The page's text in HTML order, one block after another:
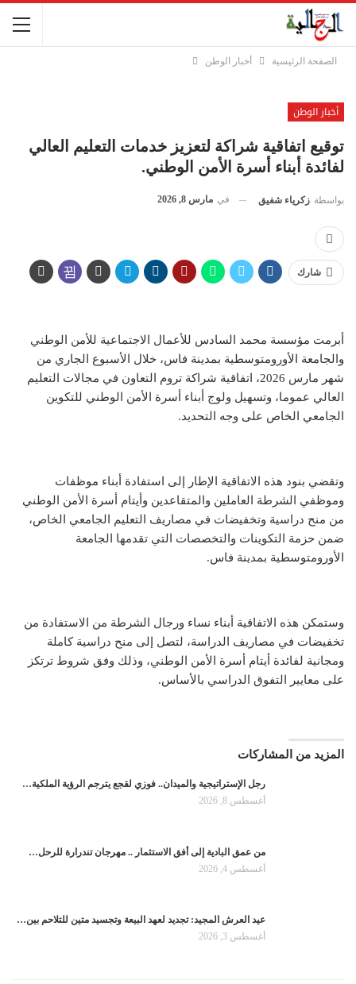
الصفحة الرئيسية أخبار الوطن
أخبار الوطن
توقيع اتفاقية شراكة لتعزيز خدمات التعليم العالي
لفائدة أبناء أسرة الأمن الوطني.
بواسطة زكرياء شفيق في مارس 8, 2026
شارك
أبرمت مؤسسة محمد السادس للأعمال الاجتماعية للأمن الوطني
والجامعة الأورومتوسطية بمدينة فاس، خلال الأسبوع الجاري من
شهر مارس 2026، اتفاقية شراكة تروم التعاون في مجالات التعليم
العالي عموما، وتسهيل ولوج أبناء أسرة الأمن الوطني للتكوين
الجامعي الخاص على وجه التحديد.
وتقضي بنود هذه الاتفاقية الإطار إلى استفادة أبناء موظفات
وموظفي الشرطة العاملين والمتقاعدين وأيتام أسرة الأمن الوطني
من منح دراسية وتخفيضات في مصاريف التعليم الجامعي الخاص،
ضمن حزمة التكوينات والتخصصات التي تقدمها الجامعة
الأورومتوسطية بمدينة فاس.
وستمكن هذه الاتفاقية أبناء نساء ورجال الشرطة من الاستفادة من
تخفيضات في مصاريف الدراسة، لتصل إلى منح دراسية كاملة
ومجانية لفائدة أيتام أسرة الأمن الوطني، وذلك وفق شروط ترتكز
على معايير التفوق الدراسي بالأساس.
المزيد من المشاركات
رجل الإستراتيجية والميدان.. فوزي لقجع يترجم الرؤية الملكية…
أغسطس 8, 2026
من عمق البادية إلى أفق الاستثمار .. مهرجان تندرارة للرحل…
أغسطس 4, 2026
عيد العرش المجيد: تجديد لعهد البيعة وتجسيد متين للتلاحم بين…
أغسطس 3, 2026